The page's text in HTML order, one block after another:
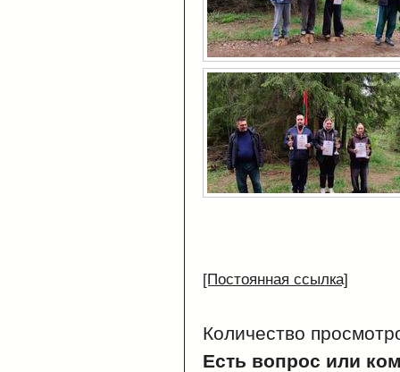
[Постоянная ссылка]
Количество
Есть вопрос или